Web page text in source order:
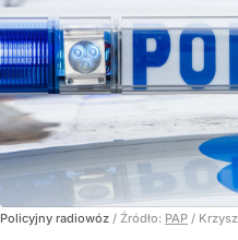
Policyjny radiowóz / Źródło: PAP /